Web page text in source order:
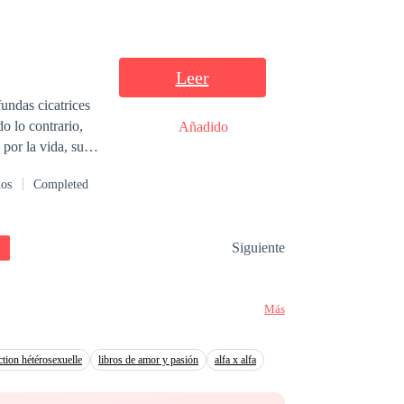
La
lo
radiante en
luces del
soltó: —Vaya,
cicatrices
la vida, su
Completed
Leer
Añadido
Siguiente
Más
hétérosexuelle libros de amor y pasión alfa x alfa